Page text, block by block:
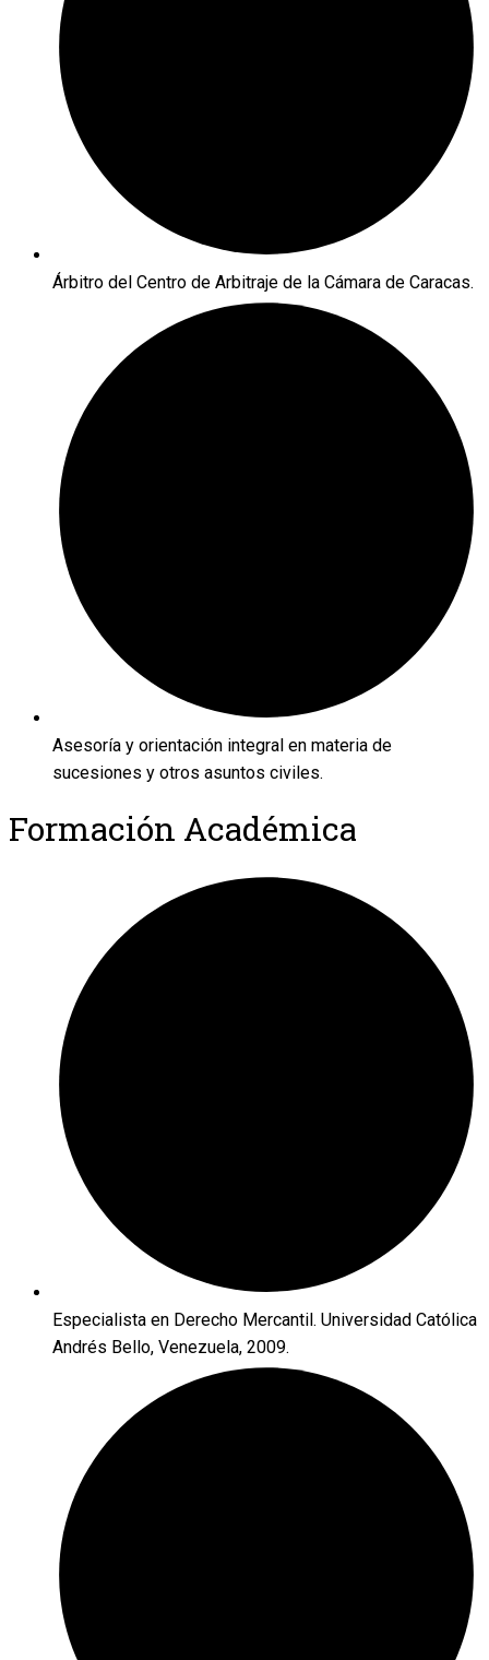
Árbitro del Centro de Arbitraje de la Cámara de Caracas.
Asesoría y orientación integral en materia de
sucesiones y otros asuntos civiles.
Formación Académica
Especialista en Derecho Mercantil. Universidad Católica
Andrés Bello, Venezuela, 2009.